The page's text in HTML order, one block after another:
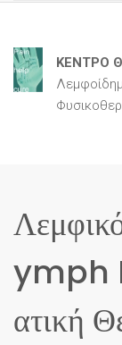
ΚΕΝΤΡΟ
ymph
ατική